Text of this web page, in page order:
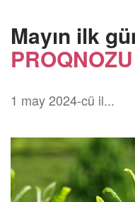
Mayın ilk
PROQNOZU
1 may 2024-cü il...